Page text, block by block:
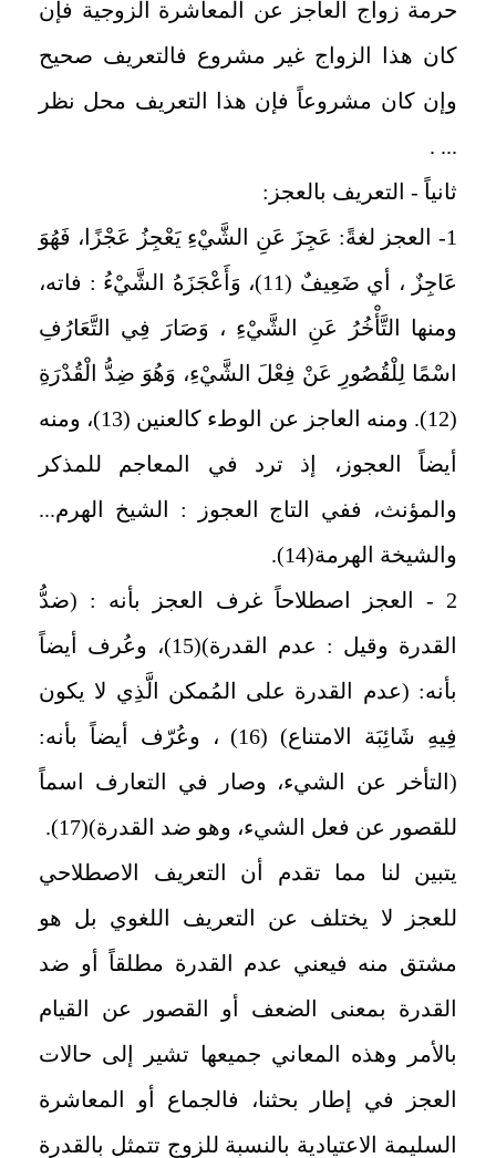
حرمة زواج العاجز عن المعاشرة الزوجية فإن
كان هذا الزواج غير مشروع فالتعريف صحيح
وإن كان مشروعاً فإن هذا التعريف محل نظر
... .
ثانياً - التعريف بالعجز:
1- العجز لغةً: عَجِزَ عَنِ الشَّيْءِ يَعْجِزُ عَجْزًا، فَهُوَ
عَاجِزٌ ، أي ضَعِيفٌ (11)، وَأَعْجَزَهُ الشَّيْءُ : فاته،
ومنها التَّأْخُرُ عَنِ الشَّيْءِ ، وَصَارَ فِي التَّعَارُفِ
اسْمًا لِلْقُصُورِ عَنْ فِعْلَ الشَّيْءِ، وَهُوَ ضِدُّ الْقُدْرَةِ
(12). ومنه العاجز عن الوطء كالعنين (13)، ومنه
أيضاً العجوز، إذ ترد في المعاجم للمذكر
والمؤنث، ففي التاج العجوز : الشيخ الهرم...
والشيخة الهرمة(14).
2 - العجز اصطلاحاً غرف العجز بأنه : (ضدُّ
القدرة وقيل : عدم القدرة)(15)، وعُرف أيضاً
بأنه: (عدم القدرة على المُمكن الَّذِي لا يكون
فِيهِ شَائِبَة الامتناع) (16) ، وعُرّف أيضاً بأنه:
(التأخر عن الشيء، وصار في التعارف اسماً
للقصور عن فعل الشيء، وهو ضد القدرة)(17).
يتبين لنا مما تقدم أن التعريف الاصطلاحي
للعجز لا يختلف عن التعريف اللغوي بل هو
مشتق منه فيعني عدم القدرة مطلقاً أو ضد
القدرة بمعنى الضعف أو القصور عن القيام
بالأمر وهذه المعاني جميعها تشير إلى حالات
العجز في إطار بحثنا، فالجماع أو المعاشرة
السليمة الاعتيادية بالنسبة للزوج تتمثل بالقدرة